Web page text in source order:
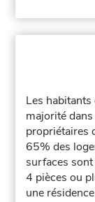
Les
majorité
propriétaires
65% des
surfaces
4 pièces ou
une